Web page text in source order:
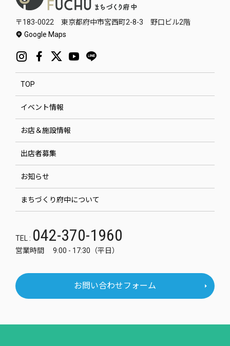
〒183-0022 東京都府中市宮西町2-8-3 野口ビル2階
Google Maps
TOP
イベント情報
お店＆施設情報
出店者募集
お知らせ
まちづくり府中について
TEL : 042-370-1960
営業時間 9:00 - 17:30（平日）
お問い合わせフォーム